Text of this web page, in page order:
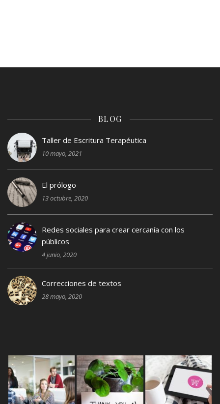
BLOG
Taller de Escritura Terapéutica
10 mayo, 2021
El prólogo
13 octubre, 2020
Redes sociales para crear cercanía con los
públicos
4 junio, 2020
Correcciones de textos
28 mayo, 2020